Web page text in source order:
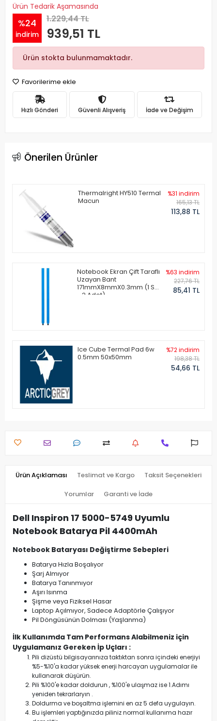
Ürün Tedarik Aşamasında
%24
indirim
1.229,44 TL
939,51 TL
Ürün stokta bulunmamaktadır.
Favorilerime ekle
Hızlı Gönderi Güvenli Alışveriş İade ve Değişim
Önerilen Ürünler
Thermalright HY510 Termal
Macun
%31 indirim
165,13 TL
113,88 TL
Notebook Ekran Çift Taraflı
Uzayan Bant
171mmX8mmX0.3mm (1 Set
- 2 Adet)
%63 indirim
227,76 TL
85,41 TL
Ice Cube Termal Pad 6w
0.5mm 50x50mm
%72 indirim
198,38 TL
54,66 TL
Ürün Açıklaması Teslimat ve Kargo Taksit Seçenekleri
Yorumlar Garanti ve İade
Dell Inspiron 17 5000-5749 Uyumlu
Notebook Batarya Pil 4400mAh
Notebook Bataryası Değiştirme Sebepleri
Batarya Hızla Boşalıyor
Şarj Almıyor
Batarya Tanınmıyor
Aşırı Isınma
Şişme veya Fiziksel Hasar
Laptop Açılmıyor, Sadece Adaptörle Çalışıyor
Pil Döngüsünün Dolması (Yaşlanma)
İlk Kullanımda Tam Performans Alabilmeniz için
Uygulamanız Gereken İp Uçları :
Pili dizüstü bilgisayarınıza taktıktan sonra içindeki enerjiyi
%5-%10'a kadar yüksek enerji harcayan uygulamalar ile
kullanarak düşürün.
Pili %100'e kadar doldurun , %100'e ulaşmaz ise 1.Adımı
yeniden tekrarlaryın .
Doldurma ve boşaltma işlemini en az 5 defa uygulayın.
Bu işlemleri yaptığınızda piliniz normal kullanıma hazır